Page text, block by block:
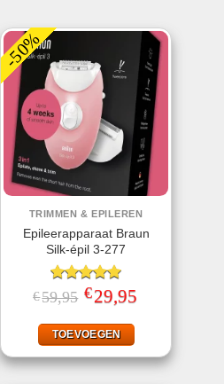
-50%
TRIMMEN & EPILEREN
Epileerapparaat Braun
Silk-épil 3-277
Gewaardeerd
5.00uit 5
€59,95 Oorspronkelijke
prijs
€59,95.
€29,95prijs
TOEVOEGEN